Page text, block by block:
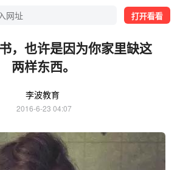
打开看看
，也许是因为你家里缺这
两样东西。
李波教育
2016-6-23 04:07